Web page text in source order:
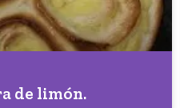
de limón.